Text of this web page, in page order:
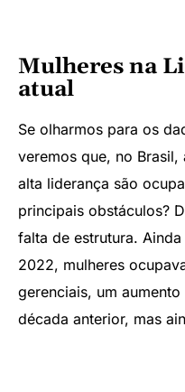
Mulheres na
atual
Se olharmos para os
veremos que, no
alta liderança são
principais obstáculos?
falta de estrutura.
2022, mulheres
gerenciais, um
década anterior, mas